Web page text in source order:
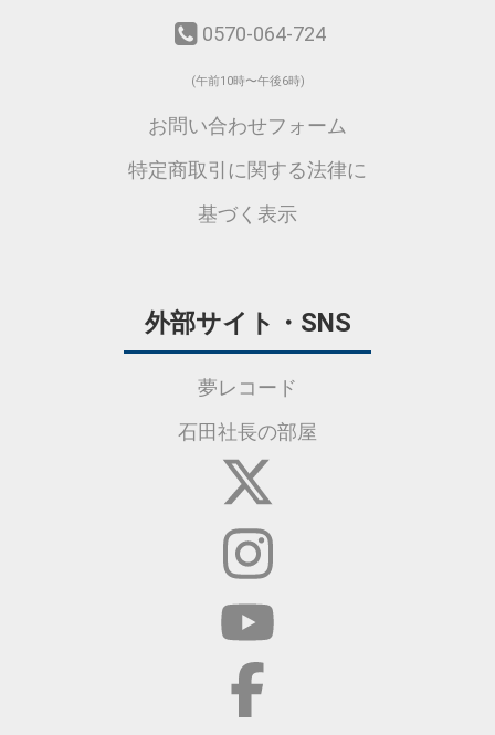
0570-064-724
(午前10時〜午後6時)
お問い合わせフォーム
特定商取引に関する法律に
基づく表示
外部サイト・SNS
夢レコード
石田社長の部屋